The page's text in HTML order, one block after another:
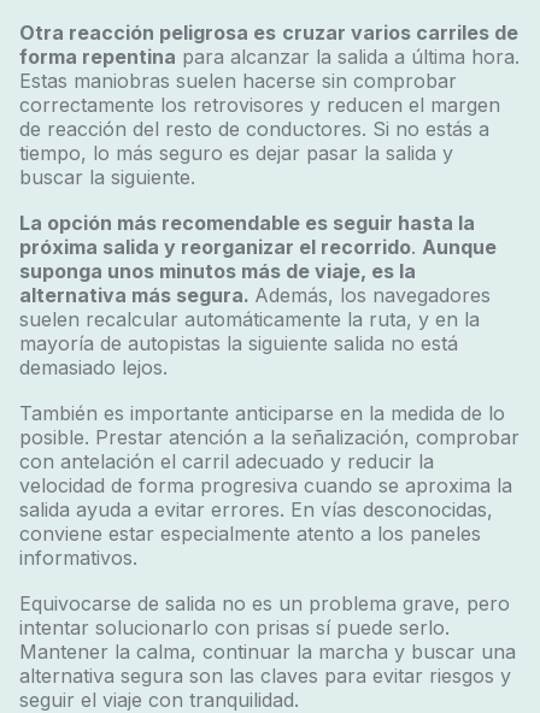
Otra reacción peligrosa es cruzar varios carriles de
forma repentina para alcanzar la salida a última hora.
Estas maniobras suelen hacerse sin comprobar
correctamente los retrovisores y reducen el margen
de reacción del resto de conductores. Si no estás a
tiempo, lo más seguro es dejar pasar la salida y
buscar la siguiente.
La opción más recomendable es seguir hasta la
próxima salida y reorganizar el recorrido. Aunque
suponga unos minutos más de viaje, es la
alternativa más segura. Además, los navegadores
suelen recalcular automáticamente la ruta, y en la
mayoría de autopistas la siguiente salida no está
demasiado lejos.
También es importante anticiparse en la medida de lo
posible. Prestar atención a la señalización, comprobar
con antelación el carril adecuado y reducir la
velocidad de forma progresiva cuando se aproxima la
salida ayuda a evitar errores. En vías desconocidas,
conviene estar especialmente atento a los paneles
informativos.
Equivocarse de salida no es un problema grave, pero
intentar solucionarlo con prisas sí puede serlo.
Mantener la calma, continuar la marcha y buscar una
alternativa segura son las claves para evitar riesgos y
seguir el viaje con tranquilidad.